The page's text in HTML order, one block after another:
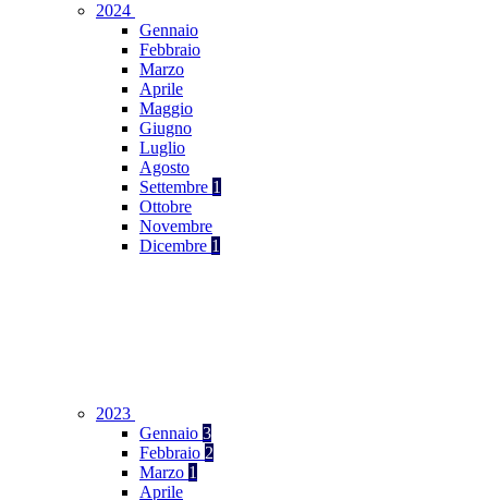
2024
Gennaio
Febbraio
Marzo
Aprile
Maggio
Giugno
Luglio
Agosto
Settembre 1
Ottobre
Novembre
Dicembre 1
2023
Gennaio 3
Febbraio 2
Marzo 1
Aprile